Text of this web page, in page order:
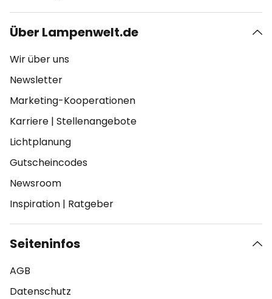
Über Lampenwelt.de
Wir über uns
Newsletter
Marketing-Kooperationen
Karriere | Stellenangebote
Lichtplanung
Gutscheincodes
Newsroom
Inspiration | Ratgeber
Seiteninfos
AGB
Datenschutz